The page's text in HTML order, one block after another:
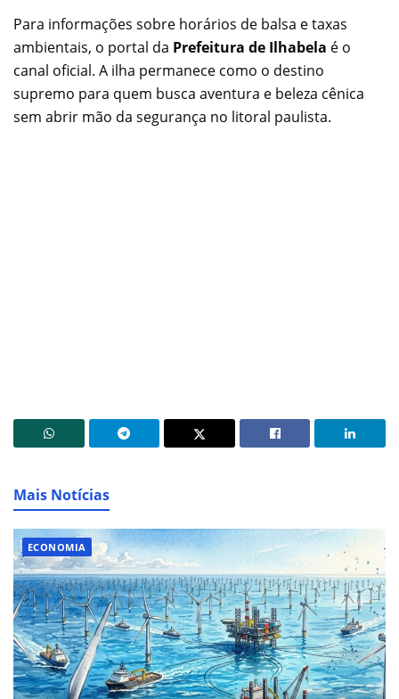
Para informações sobre horários de balsa e taxas
ambientais, o portal da Prefeitura de Ilhabela é o
canal oficial. A ilha permanece como o destino
supremo para quem busca aventura e beleza cênica
sem abrir mão da segurança no litoral paulista.
Mais Notícias
ECONOMIA